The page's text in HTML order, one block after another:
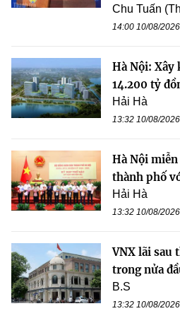
Chu Tuấn
14:00 10/08/2026
Hà Nội: Xây
14.200 tỷ
Hải Hà
13:32 10/08/2026
Hà Nội
thành phố
Hải Hà
13:32 10/08/2026
VNX lãi sau
trong nửa
B.S
13:32 10/08/2026